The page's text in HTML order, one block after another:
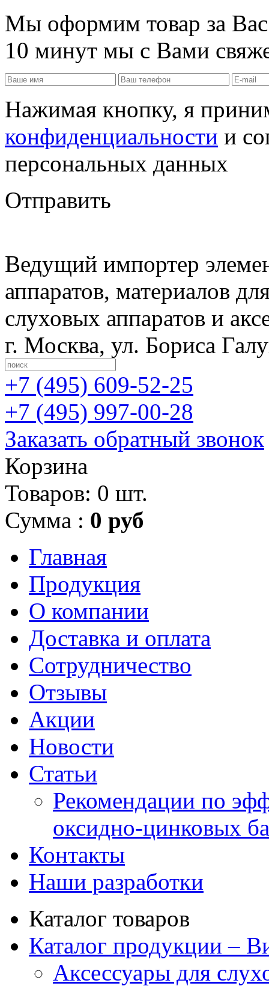
Мы оформим товар за
10 минут мы с Вами
Нажимая кнопку, я
конфиденциальности и
персональных данных
Отправить
Ведущий импортер
аппаратов, материалов
слуховых аппаратов и
г. Москва, ул. Бориса
+7 (495) 609-52-25
+7 (495) 997-00-28
Заказать обратный звонок
Корзина
Товаров: 0 шт.
Сумма : 0 руб
Главная
Продукция
О компании
Доставка и оплата
Сотрудничество
Отзывы
Акции
Новости
Статьи
Рекомендации по
оксидно-цинковых
Контакты
Наши разработки
Каталог товаров
Каталог продукции –
Аксессуары для